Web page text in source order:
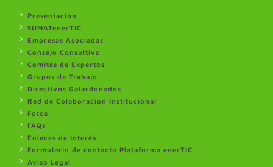
Presentación
SUMATenerTIC
Empresas Asociadas
Consejo Consultivo
Comités de Expertos
Grupos de Trabajo
Directivos Galardonados
Red de Colaboración Institucional
Fotos
FAQs
Enlaces de Interés
Formulario de contacto Plataforma enerTIC
Aviso Legal